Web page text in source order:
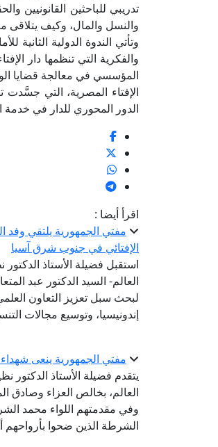
تدريبي للباحثين القانونيين
والنسل والمال، وكيف يتلاقى
وتأتي الندوة الدولية الثانية
والفكرية التي تنظمها دار
الإفتاء المصرية، التي جسَّدت
الدور المحوري للدار في خدمة
اقرأ أيضا :
مفتي الجمهورية يلتقي وفد
الإفتائي في جنوب شرق آسيا
استقبل فضيلة الأستاذ
العالم- السيد الدكتور عبد
لبحث سبل تعزيز التعاون
إندونيسيا، وتوسيع مجالات
مفتي الجمهورية ينعى
يتقدم فضيلة الأستاذ الدكتور
العالم، بخالص العزاء وصادق
وفي مقدمتهم اللواء محمد
الشرطة الذين ضحوا بأرواحهم